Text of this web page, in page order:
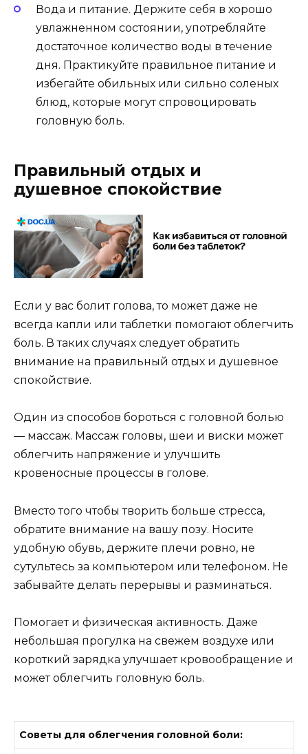
Вода и питание. Держите себя в хорошо
увлажненном состоянии, употребляйте
достаточное количество воды в течение
дня. Практикуйте правильное питание и
избегайте обильных или сильно соленых
блюд, которые могут спровоцировать
головную боль.
Правильный отдых и
душевное спокойствие
Если у вас болит голова, то может даже не
всегда капли или таблетки помогают облегчить
боль. В таких случаях следует обратить
внимание на правильный отдых и душевное
спокойствие.
Один из способов бороться с головной болью
— массаж. Массаж головы, шеи и виски может
облегчить напряжение и улучшить
кровеносные процессы в голове.
Вместо того чтобы творить больше стресса,
обратите внимание на вашу позу. Носите
удобную обувь, держите плечи ровно, не
сутультесь за компьютером или телефоном. Не
забывайте делать перерывы и разминаться.
Помогает и физическая активность. Даже
небольшая прогулка на свежем воздухе или
короткий зарядка улучшает кровообращение и
может облегчить головную боль.
Советы для облегчения головной боли: